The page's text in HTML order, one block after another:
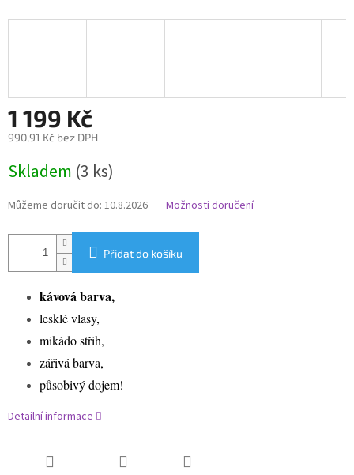
1 199 Kč
990,91 Kč bez DPH
cena:
Skladem (3 ks)
Můžeme doručit do: 10.8.2026 Možnosti doručení
Přidat do košíku
kávová barva,
lesklé vlasy,
mikádo střih,
zářivá barva,
působivý dojem!
Detailní informace